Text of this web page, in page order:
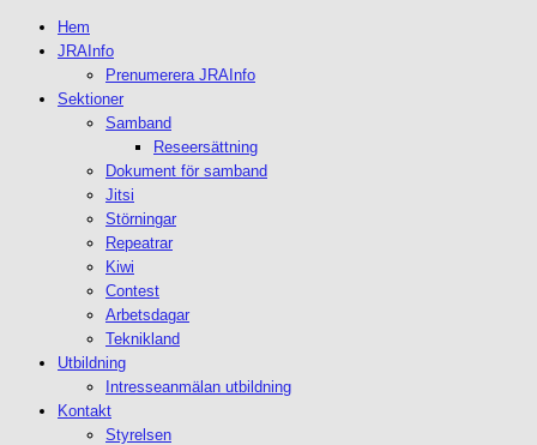
Hem
JRAInfo
Prenumerera JRAInfo
Sektioner
Samband
Reseersättning
Dokument för samband
Jitsi
Störningar
Repeatrar
Kiwi
Contest
Arbetsdagar
Teknikland
Utbildning
Intresseanmälan utbildning
Kontakt
Styrelsen